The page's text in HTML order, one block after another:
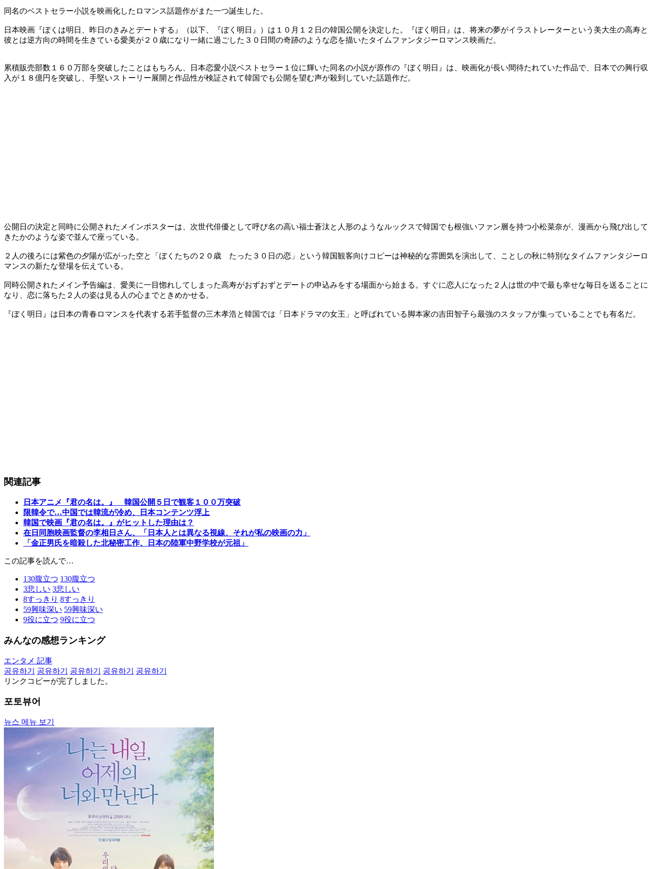
同名のベストセラー小説を映画化したロマンス話題作がまた一つ誕生した。
日本映画『ぼくは明日、昨日のきみとデートする』（以下、『ぼく明日』）は１０月１２日の韓国公開を決定した。『ぼく明日』は、将来の夢がイラストレーターという美大生の高寿と
彼とは逆方向の時間を生きている愛美が２０歳になり一緒に過ごした３０日間の奇跡のような恋を描いたタイムファンタジーロマンス映画だ。
累積販売部数１６０万部を突破したことはもちろん、日本恋愛小説ベストセラー１位に輝いた同名の小説が原作の『ぼく明日』は、映画化が長い間待たれていた作品で、日本での興行収
入が１８億円を突破し、手堅いストーリー展開と作品性が検証されて韓国でも公開を望む声が殺到していた話題作だ。
公開日の決定と同時に公開されたメインポスターは、次世代俳優として呼び名の高い福士蒼汰と人形のようなルックスで韓国でも根強いファン層を持つ小松菜奈が、漫画から飛び出して
きたかのような姿で並んで座っている。
２人の後ろには紫色の夕陽が広がった空と「ぼくたちの２０歳 たった３０日の恋」という韓国観客向けコピーは神秘的な雰囲気を演出して、ことしの秋に特別なタイムファンタジーロ
マンスの新たな登場を伝えている。
同時公開されたメイン予告編は、愛美に一目惚れしてしまった高寿がおずおずとデートの申込みをする場面から始まる。すぐに恋人になった２人は世の中で最も幸せな毎日を送ることに
なり、恋に落ちた２人の姿は見る人の心までときめかせる。
『ぼく明日』は日本の青春ロマンスを代表する若手監督の三木孝浩と韓国では「日本ドラマの女王」と呼ばれている脚本家の吉田智子ら最強のスタッフが集っていることでも有名だ。
関連記事
日本アニメ『君の名は。』 韓国公開５日で観客１００万突破
限韓令で…中国では韓流が冷め、日本コンテンツ浮上
韓国で映画『君の名は。』がヒットした理由は？
在日同胞映画監督の李相日さん、「日本人とは異なる視線、それが私の映画の力」
「金正男氏を暗殺した北秘密工作、日本の陸軍中野学校が元祖」
この記事を読んで…
130腹立つ 130腹立つ
3悲しい 3悲しい
8すっきり 8すっきり
59興味深い 59興味深い
9役に立つ 9役に立つ
みんなの感想ランキング
エンタメ 記事
공유하기
공유하기 공유하기 공유하기
공유하기
リンクコピーが完了しました。
포토뷰어
뉴스 메뉴 보기